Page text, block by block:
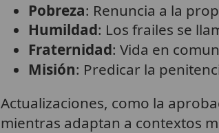
Pobreza: Renuncia a la
Humildad: Los frailes se
Fraternidad: Vida en
Misión: Predicar la
Actualizaciones, como la
mientras adaptan a contextos